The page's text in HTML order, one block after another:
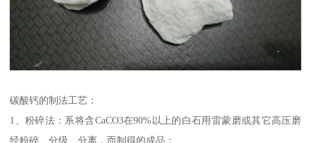
碳酸钙的制法工艺：
1、粉碎法：系将含CaCO3在90%以上的白石用雷蒙磨或其它高压磨
经粉碎、分级、分离，而制得的成品；